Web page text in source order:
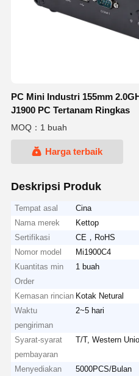
PC Mini Industri 155mm
J1900 PC Tertanam Ringkas
MOQ：1 buah
Harga terbaik
Deskripsi Produk
Tempat asal
Cina
Nama merek
Kettop
Sertifikasi
CE，RoHS
Nomor model
Mi1900C4
Kuantitas min
Order
1 buah
Kemasan rincian Kotak Netural
Waktu
pengiriman
2~5 hari
Syarat-syarat
pembayaran
T/T, Western
Menyediakan
5000PCS/Bulan